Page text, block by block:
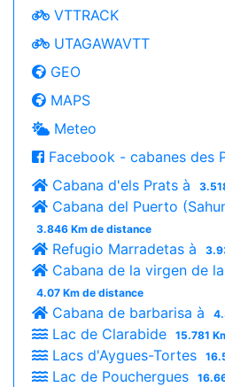
VTTRACK
UTAGAWAVTT
GEO
MAPS
Meteo
Facebook - cabanes des
Cabana d'els Prats à
Cabana del Puerto
3.846 Km de distance
Refugio Marradetas à
Cabana de la virgen de
4.07 Km de distance
Cabana de barbarisa à
Lac de Clarabide 15.781
Lacs d'Aygues-Tortes
Lac de Pouchergues